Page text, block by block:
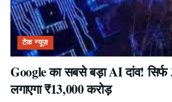
टेक न्यूज़
Google का सबसे बड़ा AI दांव! सिर्फ
लगाएगा ₹13,000 करोड़